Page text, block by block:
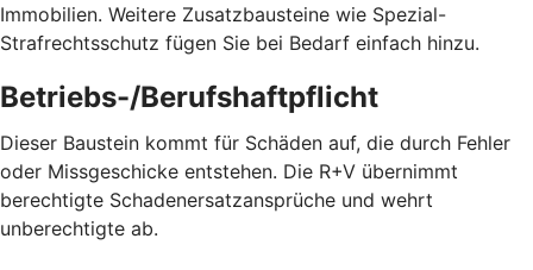
Immobilien. Weitere Zusatzbausteine wie Spezial-
Strafrechtsschutz fügen Sie bei Bedarf einfach hinzu.
Betriebs-/Berufshaftpflicht
Dieser Baustein kommt für Schäden auf, die durch Fehler
oder Missgeschicke entstehen. Die R+V übernimmt
berechtigte Schadenersatzansprüche und wehrt
unberechtigte ab.